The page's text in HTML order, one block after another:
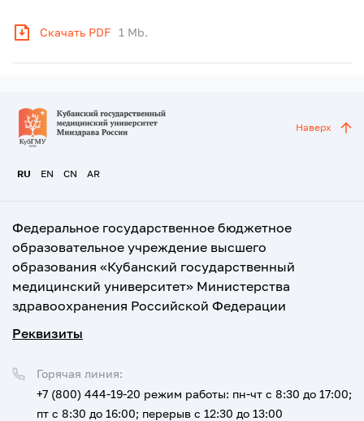
Скачать PDF 1 Mb.
RU EN CN AR
Наверх
Федеральное государственное бюджетное
образовательное учреждение высшего
образования «Кубанский государственный
медицинский университет» Министерства
здравоохранения Российской Федерации
Реквизиты
Горячая линия:
+7 (800) 444-19-20 режим работы: пн-чт с 8:30 до 17:00;
пт с 8:30 до 16:00; перерыв с 12:30 до 13:00